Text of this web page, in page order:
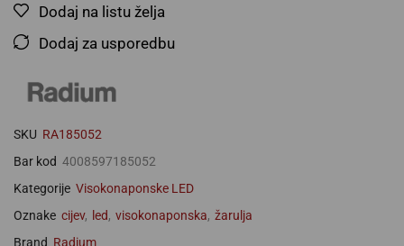
Dodaj na listu želja
Dodaj za usporedbu
SKU RA185052
Bar kod 4008597185052
Kategorije Visokonaponske LED
Oznake cijev, led, visokonaponska, žarulja
Brand Radium